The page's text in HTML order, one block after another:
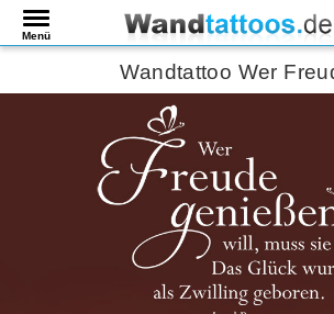
Menü
Wandtattoo Wer